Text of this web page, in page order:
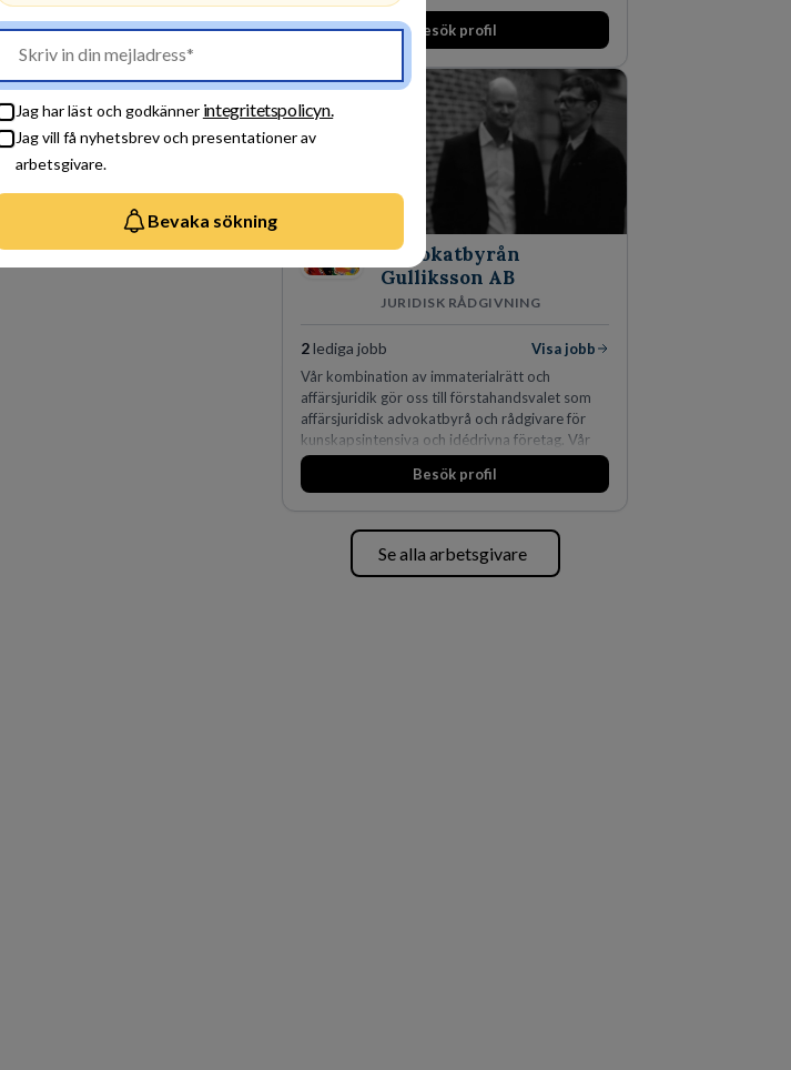
Jag har läst och godkänner integritetspolicyn.
Jag vill få nyhetsbrev och presentationer av
arbetsgivare.
Bevaka sökning
Besök profil
Advokatbyrån
Gulliksson AB
JURIDISK RÅDGIVNING
2 lediga jobb
Visa jobb
Vår kombination av immaterialrätt och
affärsjuridik gör oss till förstahandsvalet som
affärsjuridisk advokatbyrå och rådgivare för
kunskapsintensiva och idédrivna företag. Vår
expertis inom IP-tillgångar har gett oss en
marknadsledande position. Våra klienter väljer
företagets viktigaste tillgångar.
Besök profil
Se alla arbetsgivare